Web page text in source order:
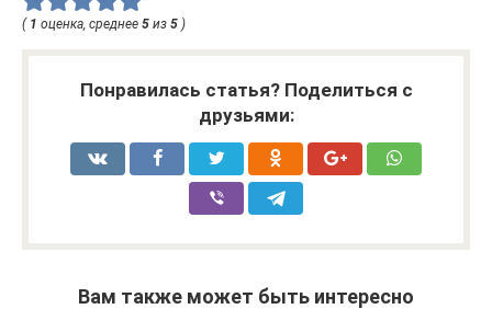
( 1 оценка, среднее 5 из 5 )
Понравилась статья? Поделиться с
друзьями:
Вам также может быть интересно